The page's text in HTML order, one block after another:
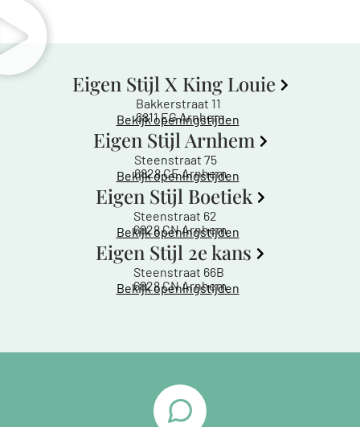
Eigen Stijl X King Louie
Bakkerstraat 11
6811 EG Arnhem
Bekijk openingstijden
Eigen Stijl Arnhem
Steenstraat 75
6828 CE Arnhem
Bekijk openingstijden
Eigen Stijl Boetiek
Steenstraat 62
6828 CN Arnhem
Bekijk openingstijden
Eigen Stijl 2e kans
Steenstraat 66B
6828 CN Arnhem
Bekijk openingstijden